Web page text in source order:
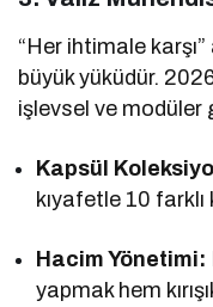
“Her ihtimale
büyük yüküdür.
işlevsel ve modüler
Kapsül
kıyafetle 10
Hacim Yönetimi:
yapmak hem